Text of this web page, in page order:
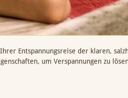
Entspannungsreise der klaren,
um Verspannungen zu